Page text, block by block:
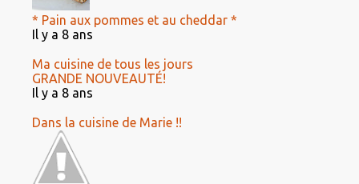
* Pain aux pommes et au cheddar *
Il y a 8 ans
Ma cuisine de tous les jours
GRANDE NOUVEAUTÉ!
Il y a 8 ans
Dans la cuisine de Marie !!